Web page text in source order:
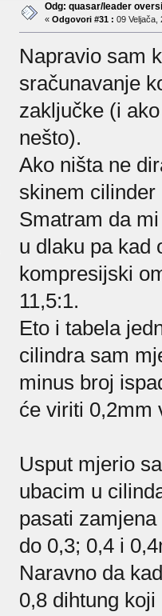
Odg: quasar/leader
« Odgovori #31 : 09 Veljača,
Napravio sam
sračunavanje
zaključke (i
nešto).
Ako ništa ne
skinem
Smatram da
u dlaku pa kad
kompresijski
11,5:1.
Eto i tabela
cilindra sam
minus broj
će viriti 0,2mm
Usput mjerio
ubacim u
pasati
do 0,3; 0,4 i
Naravno da
0,8 dihtung